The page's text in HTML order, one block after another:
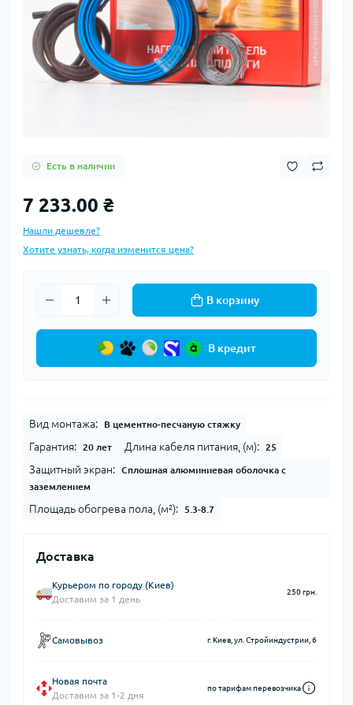
Есть в наличии
7 233.00 ₴
Нашли дешевле?
Хотите узнать, когда изменится цена?
В корзину
В кредит
Вид монтажа: В цементно-песчаную стяжку
Гарантия: 20 лет Длина кабеля питания, (м): 25
Защитный экран:
Сплошная алюминиевая оболочка с
заземлением
Площадь обогрева пола, (м²): 5.3-8.7
Доставка
Курьером по городу (Киев)
Доставим за 1 день
250 грн.
Самовывоз г. Киев, ул. Стройиндустрии, 6
Новая почта
Доставим за 1-2 дня
по тарифам перевозчика